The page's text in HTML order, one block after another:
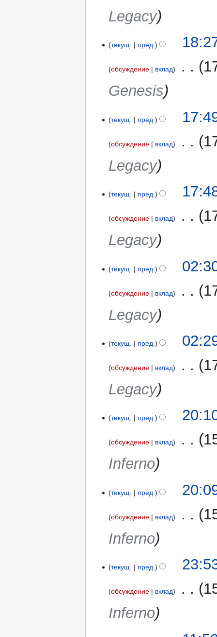
Legacy
сентября
текущ. пред.
обсуждение вклад
Genesis
сентября
текущ. пред.
обсуждение вклад
Legacy
текущ. пред.
обсуждение вклад
Legacy
текущ. пред.
обсуждение вклад
Legacy
текущ. пред.
обсуждение вклад
Legacy
июлятекущ. пред.
обсуждение вклад
Inferno
текущ. пред.
обсуждение вклад
Inferno
июлятекущ. пред.
обсуждение вклад
Inferno